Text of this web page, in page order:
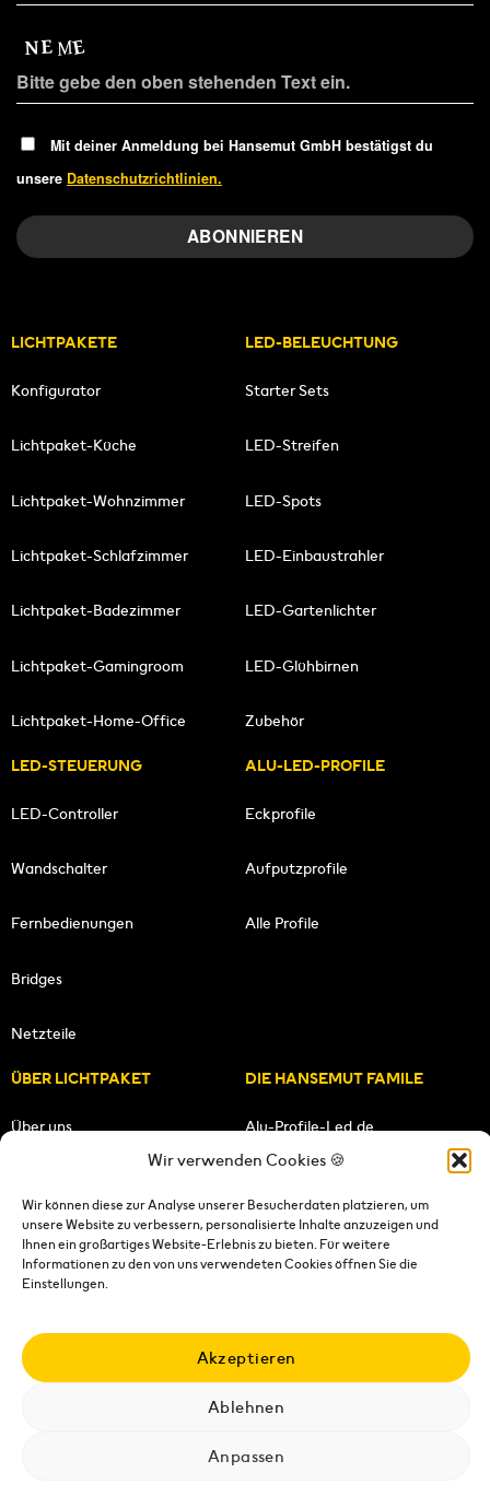
Wir verwenden Cookies 🍪
Wir können diese zur Analyse unserer Besucherdaten platzieren, um
unsere Website zu verbessern, personalisierte Inhalte anzuzeigen und
Ihnen ein großartiges Website-Erlebnis zu bieten. Für weitere
Informationen zu den von uns verwendeten Cookies öffnen Sie die
Einstellungen.
Akzeptieren
Ablehnen
Anpassen
Mit deiner Anmeldung bei Hansemut GmbH bestätigst du
unsere Datenschutzrichtlinien.
LICHTPAKETE
Konfigurator
Lichtpaket-Küche
Lichtpaket-Wohnzimmer
Lichtpaket-Schlafzimmer
Lichtpaket-Badezimmer
Lichtpaket-Gamingroom
Lichtpaket-Home-Office
LED-BELEUCHTUNG
Starter Sets
LED-Streifen
LED-Spots
LED-Einbaustrahler
LED-Gartenlichter
LED-Glühbirnen
Zubehör
LED-STEUERUNG
LED-Controller
Wandschalter
Fernbedienungen
Bridges
Netzteile
ALU-LED-PROFILE
Eckprofile
Aufputzprofile
Alle Profile
ÜBER LICHTPAKET
Über uns
Unser Team
DIE HANSEMUT FAMILE
Alu-Profile-Led.de
Lichtpaket.de
Datenschutzerklärung|Wiederrufsrecht